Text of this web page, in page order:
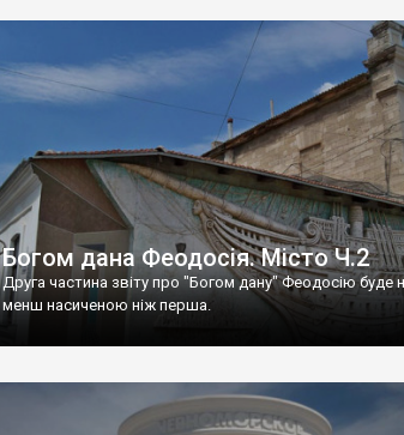
Богом дана Феодосія. Місто Ч.2
Друга частина звіту про "Богом дану" Феодосію буде
менш насиченою ніж перша.